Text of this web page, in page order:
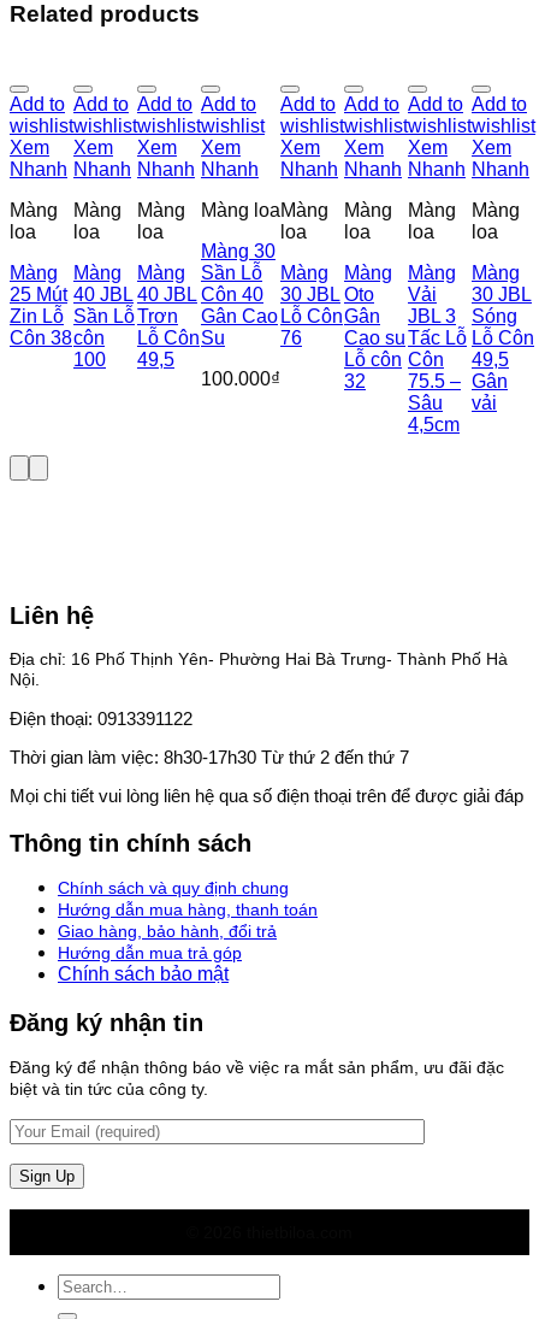
Related products
Add to
wishlist
Xem
Nhanh
Màng
loa
Màng
25 Mút
Zin Lỗ
Côn 38
Add to
wishlist
Xem
Nhanh
Màng
loa
Màng
40 JBL
Sần Lỗ
côn
100
Add to
wishlist
Xem
Nhanh
Màng
loa
Màng
40 JBL
Trơn
Lỗ Côn
49,5
Add to
wishlist
Xem
Nhanh
Màng loa
Màng 30
Sần Lỗ
Côn 40
Gân Cao
Su
100.000₫
Add to
wishlist
Xem
Nhanh
Màng
loa
Màng
30 JBL
Lỗ Côn
76
Add to
wishlist
Xem
Nhanh
Màng
loa
Màng
Oto
Gân
Cao su
Lỗ côn
32
Add to
wishlist
Xem
Nhanh
Màng
loa
Màng
Vải
JBL 3
Tấc Lỗ
Côn
75.5 –
Sâu
4,5cm
Add to
wishlist
Xem
Nhanh
Màng
loa
Màng
30 JBL
Sóng
Lỗ Côn
49,5
Gân
vải
Liên hệ
Địa chỉ: 16 Phố Thịnh Yên- Phường Hai Bà Trưng- Thành Phố Hà
Nội.
Điện thoại: 0913391122
Thời gian làm việc: 8h30-17h30 Từ thứ 2 đến thứ 7
Mọi chi tiết vui lòng liên hệ qua số điện thoại trên để được giải đáp
Thông tin chính sách
Chính sách và quy định chung
Hướng dẫn mua hàng, thanh toán
Giao hàng, bảo hành, đổi trả
Hướng dẫn mua trả góp
Chính sách bảo mật
Đăng ký nhận tin
Đăng ký để nhận thông báo về việc ra mắt sản phẩm, ưu đãi đặc
biệt và tin tức của công ty.
Search
for: